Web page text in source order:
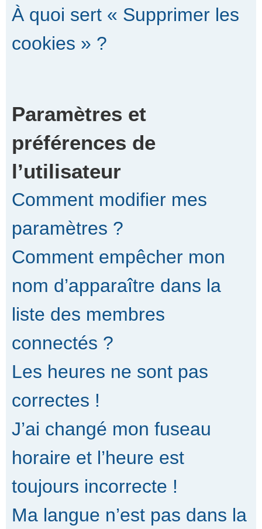
À quoi sert « Supprimer les
cookies » ?
Paramètres et
préférences de
l’utilisateur
Comment modifier mes
paramètres ?
Comment empêcher mon
nom d’apparaître dans la
liste des membres
connectés ?
Les heures ne sont pas
correctes !
J’ai changé mon fuseau
horaire et l’heure est
toujours incorrecte !
Ma langue n’est pas dans la